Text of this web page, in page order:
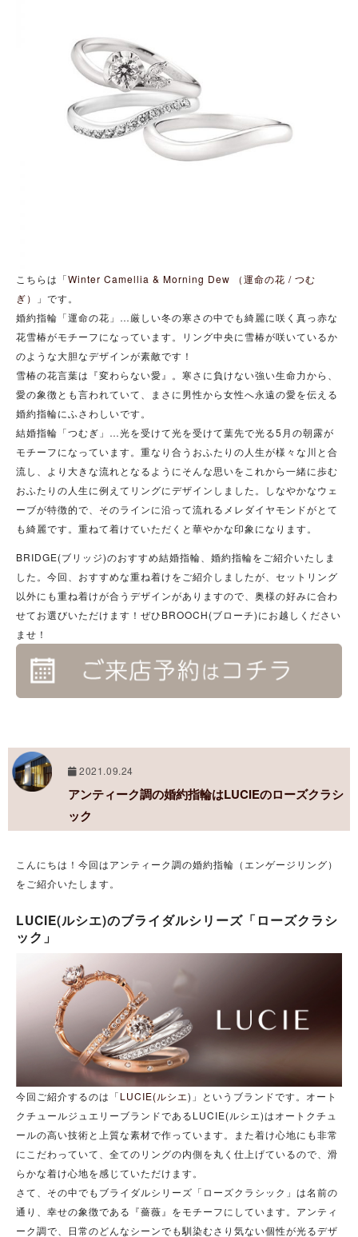
こちらは「Winter Camellia & Morning Dew （運命の花 / つむ
ぎ）
」です。
婚約指輪「運命の花」…厳しい冬の寒さの中でも綺麗に咲く真っ赤な
花雪椿がモチーフになっています。リング中央に雪椿が咲いているか
のような大胆なデザインが素敵です！
雪椿の花言葉は『変わらない愛』。寒さに負けない強い生命力から、
愛の象徴とも言われていて、まさに男性から女性へ永遠の愛を伝える
婚約指輪にふさわしいです。
結婚指輪「つむぎ」…光を受けて光を受けて葉先で光る5月の朝露が
モチーフになっています。重なり合うおふたりの人生が様々な川と合
流し、より大きな流れとなるようにそんな思いをこれから一緒に歩む
おふたりの人生に例えてリングにデザインしました。しなやかなウェ
ーブが特徴的で、そのラインに沿って流れるメレダイヤモンドがとて
も綺麗です。重ねて着けていただくと華やかな印象になります。
BRIDGE(ブリッジ)のおすすめ結婚指輪、婚約指輪をご紹介いたしま
した。今回、おすすめな重ね着けをご紹介しましたが、セットリング
以外にも重ね着けが合うデザインがありますので、奥様の好みに合わ
せてお選びいただけます！ぜひBROOCH(ブローチ)にお越しください
ませ！
2021.09.24
アンティーク調の婚約指輪はLUCIEのローズクラシ
ック
こんにちは！今回はアンティーク調の婚約指輪（エンゲージリング）
をご紹介いたします。
LUCIE(ルシエ)のブライダルシリーズ「ローズクラシ
ック」
今回ご紹介するのは「LUCIE(ルシエ)」というブランドです。オート
クチュールジュエリーブランドであるLUCIE(ルシエ)はオートクチュ
ールの高い技術と上質な素材で作っています。また着け心地にも非常
にこだわっていて、全てのリングの内側を丸く仕上げているので、滑
らかな着け心地を感じていただけます。
さて、その中でもブライダルシリーズ「ローズクラシック」は名前の
通り、幸せの象徴である『薔薇』をモチーフにしています。アンティ
ーク調で、日常のどんなシーンでも馴染むさり気ない個性が光るデザ